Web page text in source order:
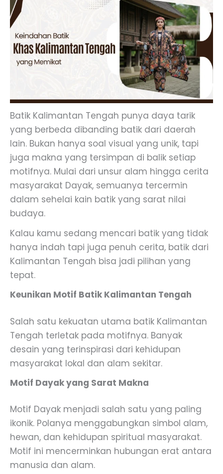
Batik Kalimantan Tengah punya daya tarik
yang berbeda dibanding batik dari daerah
lain. Bukan hanya soal visual yang unik, tapi
juga makna yang tersimpan di balik setiap
motifnya. Mulai dari unsur alam hingga cerita
masyarakat Dayak, semuanya tercermin
dalam sehelai kain batik yang sarat nilai
budaya.
Kalau kamu sedang mencari batik yang tidak
hanya indah tapi juga penuh cerita, batik dari
Kalimantan Tengah bisa jadi pilihan yang
tepat.
Keunikan Motif Batik Kalimantan Tengah
Salah satu kekuatan utama batik Kalimantan
Tengah terletak pada motifnya. Banyak
desain yang terinspirasi dari kehidupan
masyarakat lokal dan alam sekitar.
Motif Dayak yang Sarat Makna
Motif Dayak menjadi salah satu yang paling
ikonik. Polanya menggabungkan simbol alam,
hewan, dan kehidupan spiritual masyarakat.
Motif ini mencerminkan hubungan erat antara
manusia dan alam.